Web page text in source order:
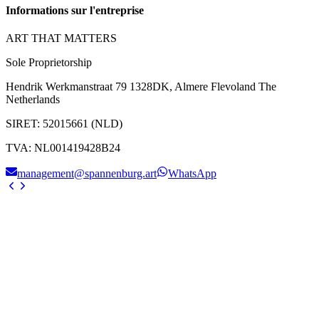
Informations sur l'entreprise
ART THAT MATTERS
Sole Proprietorship
Hendrik Werkmanstraat 79 1328DK, Almere Flevoland The
Netherlands
SIRET: 52015661 (NLD)
TVA: NL001419428B24
management@spannenburg.art WhatsApp